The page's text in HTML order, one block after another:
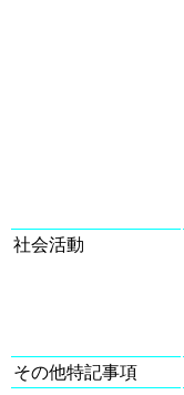
社会活動
その他特記事項